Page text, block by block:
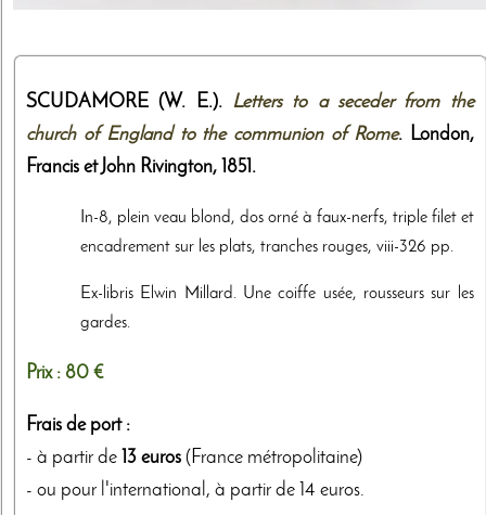
SCUDAMORE (W. E.). Letters to a seceder from the
church of England to the communion of Rome. London,
Francis et John Rivington, 1851 .
In-8, plein veau blond, dos orné à faux-nerfs, triple filet et
encadrement sur les plats, tranches rouges, viii-326 pp.
Ex-libris Elwin Millard. Une coiffe usée, rousseurs sur les
gardes.
Prix : 80 €
Frais de port :
- à partir de 13 euros (France métropolitaine)
- ou pour l'international, à partir de 14 euros.